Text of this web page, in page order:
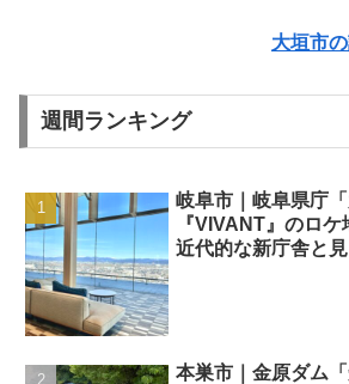
大垣市
週間ランキング
岐阜市｜岐阜県庁
『VIVANT』のロ
近代的な新庁舎と見
本巣市｜金原ダム